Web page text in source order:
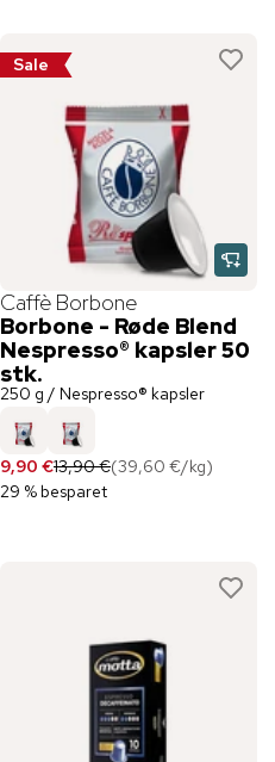
Sale
Caffè Borbone
Borbone - Røde Blend
Nespresso® kapsler 50
stk.
250 g / Nespresso® kapsler
9,90 €13,90 €(39,60 €/kg)
29 % besparet